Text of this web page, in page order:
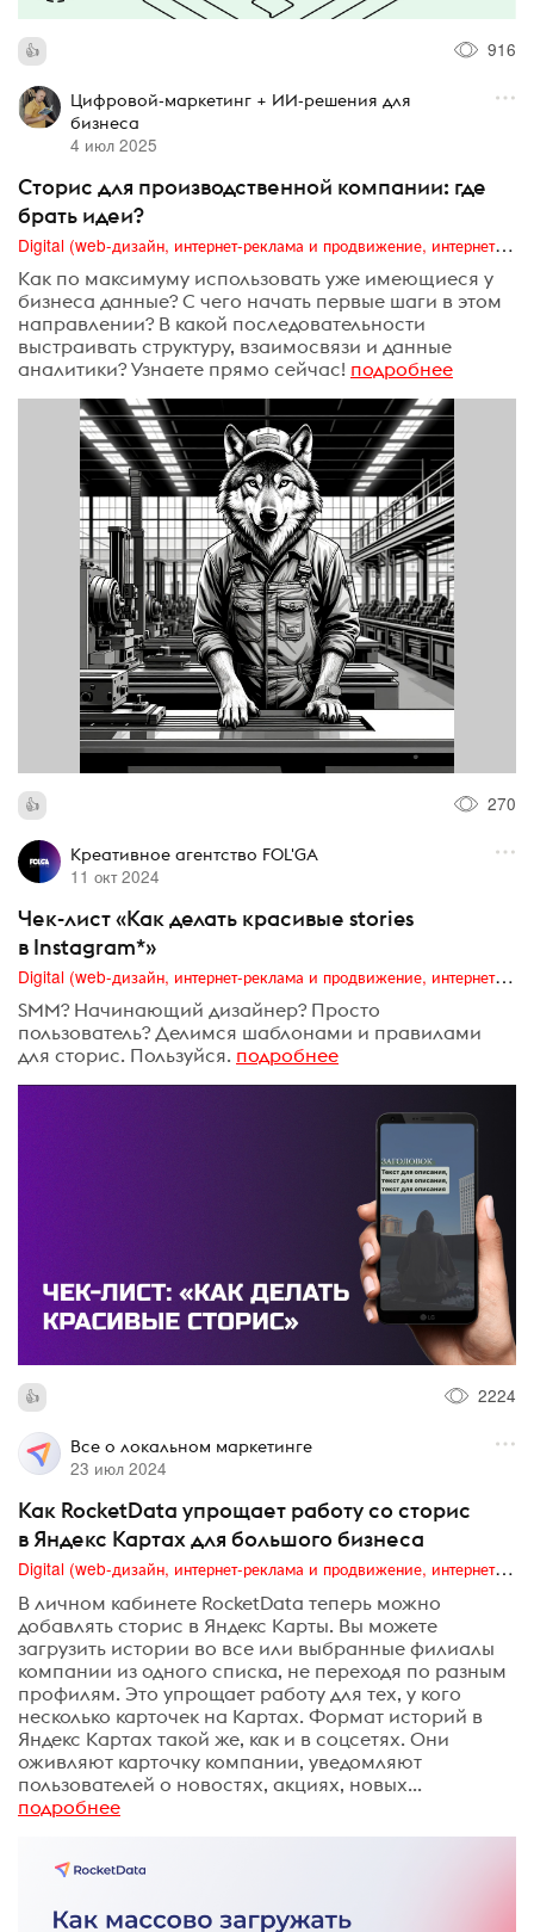
916
Цифровой-маркетинг + ИИ-решения для
бизнеса
4 июл 2025
Сторис для производственной компании: где
брать идеи?
Digital (web-дизайн, интернет-реклама и продвижение, интернет-сообщества и блоги, интернет-коммуникации, мобильный маркетинг, реклама на цифровых экранах)
Как по максимуму использовать уже имеющиеся у
бизнеса данные? С чего начать первые шаги в этом
направлении? В какой последовательности
выстраивать структуру, взаимосвязи и данные
аналитики? Узнаете прямо сейчас! подробнее
270
Креативное агентство FOL'GA
11 окт 2024
Чек-лист «Как делать красивые stories
в Instagram*»
Digital (web-дизайн, интернет-реклама и продвижение, интернет-сообщества и блоги, интернет-коммуникации, мобильный маркетинг, реклама на цифровых экранах)
SMM? Начинающий дизайнер? Просто
пользователь? Делимся шаблонами и правилами
для сторис. Пользуйся. подробнее
2224
Все о локальном маркетинге
23 июл 2024
Как RocketData упрощает работу со сторис
в Яндекс Картах для большого бизнеса
Digital (web-дизайн, интернет-реклама и продвижение, интернет-сообщества и блоги, интернет-коммуникации, мобильный маркетинг, реклама на цифровых экранах)
В личном кабинете RocketData теперь можно
добавлять сторис в Яндекс Карты. Вы можете
загрузить истории во все или выбранные филиалы
компании из одного списка, не переходя по разным
профилям. Это упрощает работу для тех, у кого
несколько карточек на Картах. Формат историй в
Яндекс Картах такой же, как и в соцсетях. Они
оживляют карточку компании, уведомляют
пользователей о новостях, акциях, новых...
подробнее